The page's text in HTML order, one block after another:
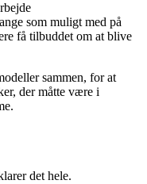
som muligt med på
få tilbuddet om at blive
sammen, for at
der måtte være i
det hele.